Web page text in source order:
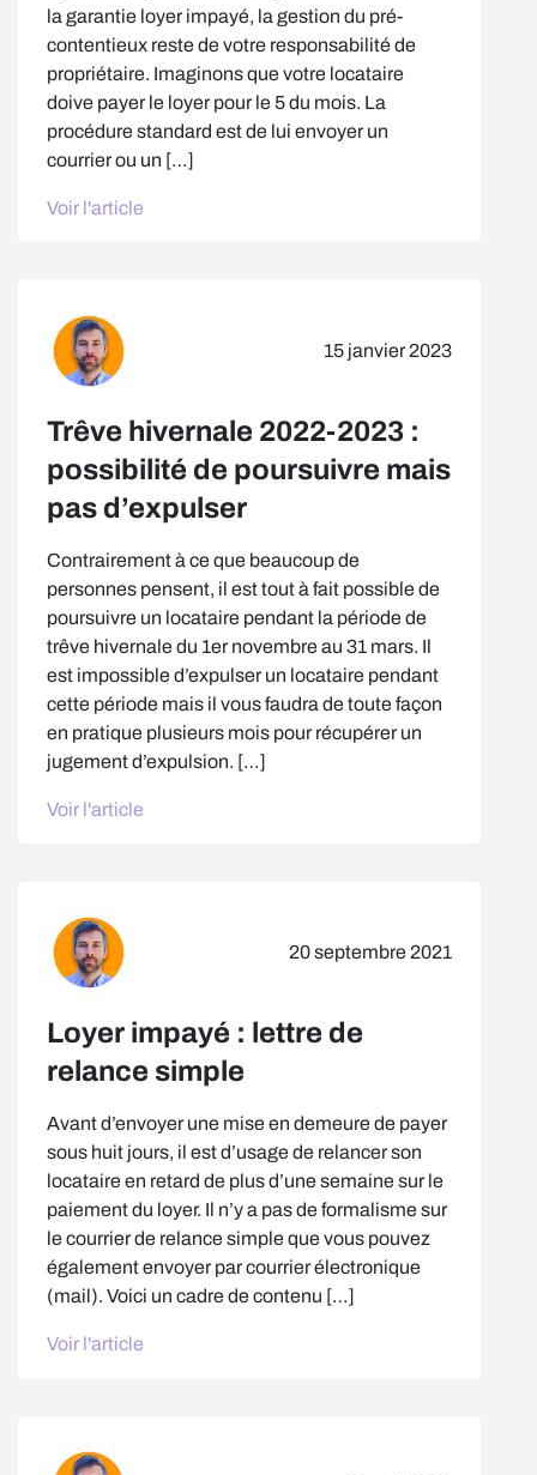
la garantie loyer impayé, la gestion du pré-
contentieux reste de votre responsabilité de
propriétaire. Imaginons que votre locataire
doive payer le loyer pour le 5 du mois. La
procédure standard est de lui envoyer un
courrier ou un […]
Voir l'article
15 janvier 2023
Trêve hivernale 2022-2023 :
possibilité de poursuivre mais
pas d’expulser
Contrairement à ce que beaucoup de
personnes pensent, il est tout à fait possible de
poursuivre un locataire pendant la période de
trêve hivernale du 1er novembre au 31 mars. Il
est impossible d’expulser un locataire pendant
cette période mais il vous faudra de toute façon
en pratique plusieurs mois pour récupérer un
jugement d’expulsion. […]
Voir l'article
20 septembre 2021
Loyer impayé : lettre de
relance simple
Avant d’envoyer une mise en demeure de payer
sous huit jours, il est d’usage de relancer son
locataire en retard de plus d’une semaine sur le
paiement du loyer. Il n’y a pas de formalisme sur
le courrier de relance simple que vous pouvez
également envoyer par courrier électronique
(mail). Voici un cadre de contenu […]
Voir l'article